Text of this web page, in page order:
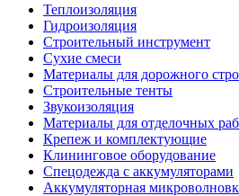
Теплоизоляция
Гидроизоляция
Строительный инструмент
Сухие смеси
Материалы для дорожного
Строительные тенты
Звукоизоляция
Материалы для отделочных
Крепеж и комплектующие
Клининговое оборудование
Спецодежда с аккумуляторами
Аккумуляторная